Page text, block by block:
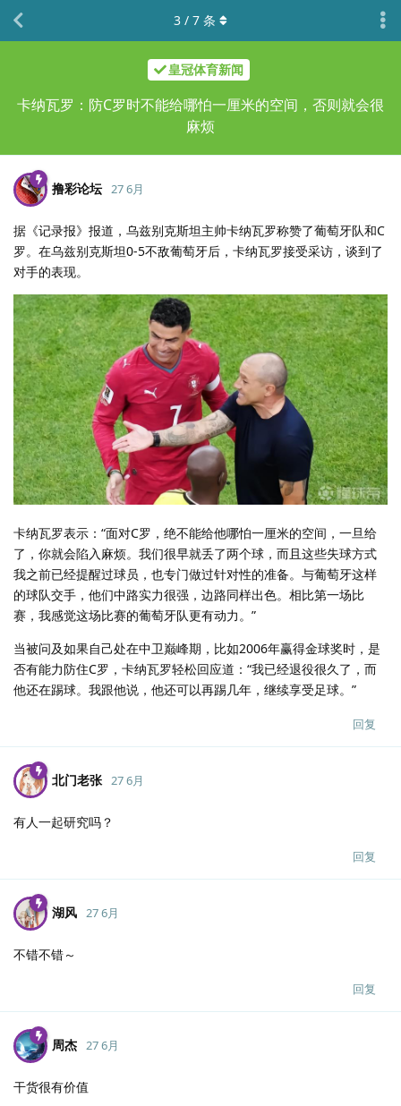
皇冠体育新闻
卡纳瓦罗：防C罗时不能给哪怕一厘米的空间，否则就会很
麻烦
3 / 7 条
撸彩论坛 27 6月
据《记录报》报道，乌兹别克斯坦主帅卡纳瓦罗称赞了葡萄牙队和C
罗。在乌兹别克斯坦0-5不敌葡萄牙后，卡纳瓦罗接受采访，谈到了
对手的表现。
卡纳瓦罗表示：“面对C罗，绝不能给他哪怕一厘米的空间，一旦给
了，你就会陷入麻烦。我们很早就丢了两个球，而且这些失球方式
我之前已经提醒过球员，也专门做过针对性的准备。与葡萄牙这样
的球队交手，他们中路实力很强，边路同样出色。相比第一场比
赛，我感觉这场比赛的葡萄牙队更有动力。”
当被问及如果自己处在中卫巅峰期，比如2006年赢得金球奖时，是
否有能力防住C罗，卡纳瓦罗轻松回应道：“我已经退役很久了，而
他还在踢球。我跟他说，他还可以再踢几年，继续享受足球。”
回复
北门老张 27 6月
有人一起研究吗？
回复
湖风 27 6月
不错不错～
回复
周杰 27 6月
干货很有价值